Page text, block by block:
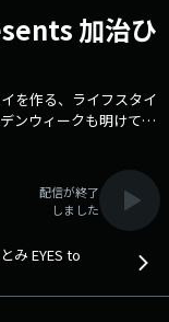
加治ひ
を作る、ライフスタイ
ウィークも明けて明
ゃんのひとりトーク
トは
配信が終了
しました
み EYES to